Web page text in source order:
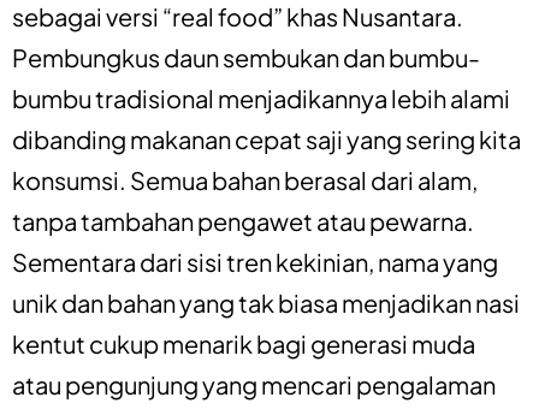
sebagai versi “real food” khas Nusantara.
Pembungkus daun sembukan dan bumbu-
bumbu tradisional menjadikannya lebih alami
dibanding makanan cepat saji yang sering kita
konsumsi. Semua bahan berasal dari alam,
tanpa tambahan pengawet atau pewarna.
Sementara dari sisi tren kekinian, nama yang
unik dan bahan yang tak biasa menjadikan nasi
kentut cukup menarik bagi generasi muda
atau pengunjung yang mencari pengalaman